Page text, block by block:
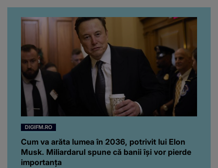
artistă i-a lăsat MASCĂ
pe toți. De data aceasta,
chiar a rupt tăcerea:
”Poate că aveam să ne
spunem, să ne...”
DIGIFM.RO
Cum va arăta lumea în 2036, potrivit lui Elon
Musk. Miliardarul spune că banii își vor pierde
importanța